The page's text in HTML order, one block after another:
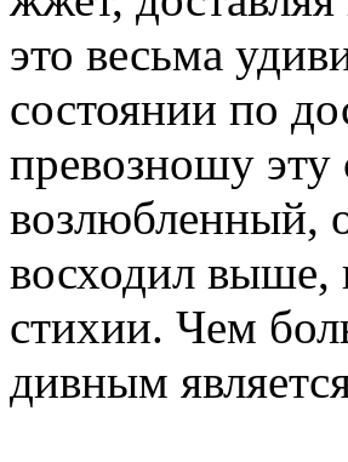
это весьма
состоянии по
превозношу
возлюбленный,
восходил выше,
стихии. Чем
дивным